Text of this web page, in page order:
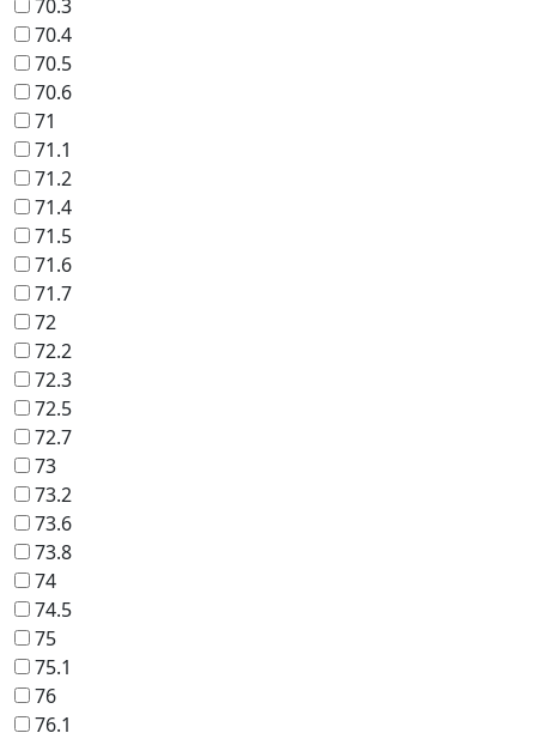
70.3
70.4
70.5
70.6
71
71.1
71.2
71.4
71.5
71.6
71.7
72
72.2
72.3
72.5
72.7
73
73.2
73.6
73.8
74
74.5
75
75.1
76
76.1